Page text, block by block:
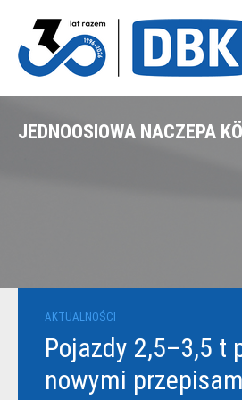
AKTUALNOŚCI
Pojazdy 2,5–3,5 t
nowymi